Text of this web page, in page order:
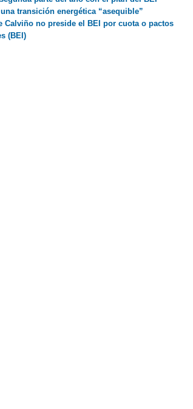
transición energética “asequible”
Calviño no preside el BEI por cuota o pactos
(BEI)